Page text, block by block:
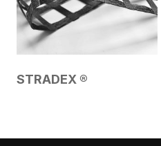
STRADEX ®